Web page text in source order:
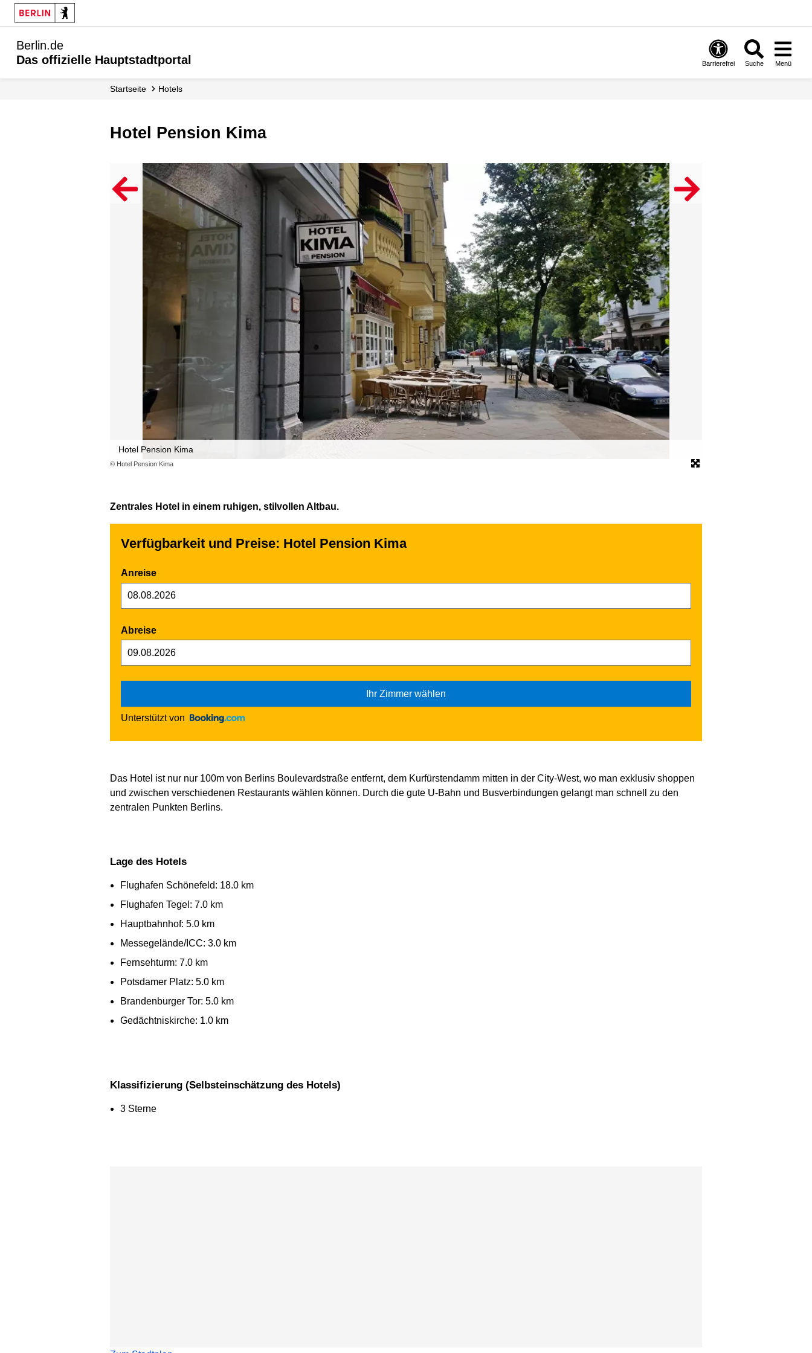
Berlin.de
Das offizielle Hauptstadtportal
Barrierefrei Suche Menü
Startseite Hotels
Hotel Pension Kima
© Hotel Pension Kima
Hotel Pension Kima
Zentrales Hotel in einem ruhigen, stilvollen Altbau.
Verfügbarkeit und Preise: Hotel Pension Kima
Anreise
Abreise
Ihr Zimmer wählen
Unterstützt von
Das Hotel ist nur nur 100m von Berlins Boulevardstraße entfernt, dem Kurfürstendamm mitten in der City-West, wo man exklusiv shoppen
und zwischen verschiedenen Restaurants wählen können. Durch die gute U-Bahn und Busverbindungen gelangt man schnell zu den
zentralen Punkten Berlins.
Lage des Hotels
Flughafen Schönefeld: 18.0 km
Flughafen Tegel: 7.0 km
Hauptbahnhof: 5.0 km
Messegelände/ICC: 3.0 km
Fernsehturm: 7.0 km
Potsdamer Platz: 5.0 km
Brandenburger Tor: 5.0 km
Gedächtniskirche: 1.0 km
Klassifizierung (Selbsteinschätzung des Hotels)
3 Sterne